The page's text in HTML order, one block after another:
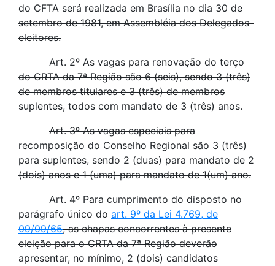
do CFTA será realizada em Brasília no dia 30 de
setembro de 1981, em Assembléia dos Delegados-
eleitores.
Art. 2º As vagas para renovação do terço
do CRTA da 7ª Região são 6 (seis), sendo 3 (três)
de membros titulares e 3 (três) de membros
suplentes, todos com mandato de 3 (três) anos.
Art. 3º As vagas especiais para
recomposição do Conselho Regional são 3 (três)
para suplentes, sendo 2 (duas) para mandato de 2
(dois) anos e 1 (uma) para mandato de 1(um) ano.
Art. 4º Para cumprimento do disposto no
parágrafo único doart. 9º da Lei 4.769, de
09/09/65, as chapas concorrentes à presente
eleição para o CRTA da 7ª Região deverão
apresentar, no mínimo, 2 (dois) candidatos